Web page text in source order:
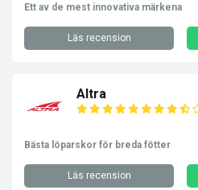
Ett av de mest innovativa märkena
Läs recension
Altra
Bästa löparskor för breda fötter
Läs recension